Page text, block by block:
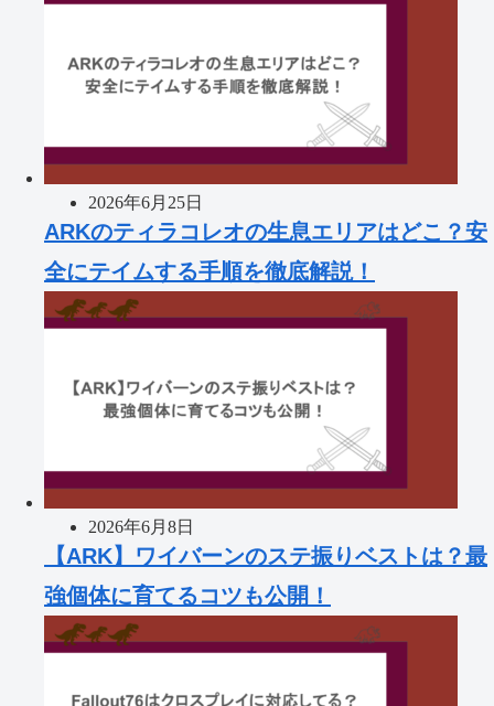
2026年6月25日
ARKのティラコレオの生息エリアはどこ？安
全にテイムする手順を徹底解説！
2026年6月8日
【ARK】ワイバーンのステ振りベストは？最
強個体に育てるコツも公開！